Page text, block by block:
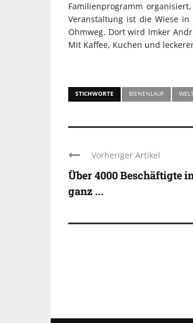
Familienprogramm
Veranstaltung ist die Wiese
Ohmweg. Dort wird Imker
Mit Kaffee, Kuchen und
STICHWORTE BIENENLAUF
Vorheriger Artikel
Über 4000 Beschäftigte
ganz ...